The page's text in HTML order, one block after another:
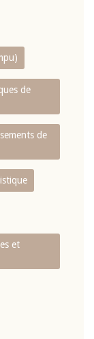
de
de
et